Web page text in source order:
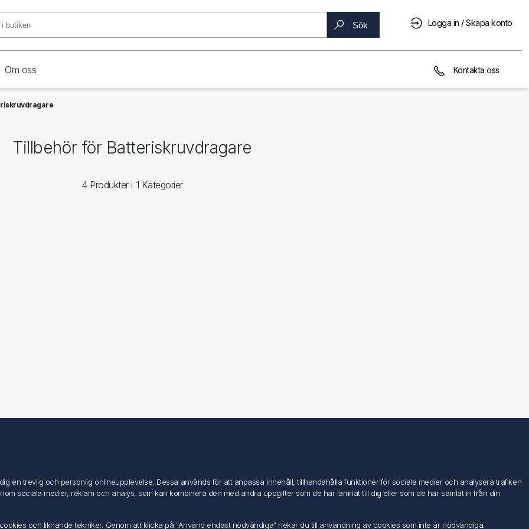
Sök Logga in / Skapa konto
Om oss Kontakta oss
Tillbehör för Batteriskruvdragare
4 Produkter i 1 Kategorier
Mina ordrar
en trevlig och personlig onlineupplevelse. Dessa används för att anpassa innehåll, tillhandahålla funktioner för sociala medier och analysera trafiken
sociala medier, reklam och analys, som kan kombinera den med andra uppgifter som de har lämnat till dig eller som de har samlat in från din
och liknande tekniker. Genom att klicka på "Använd endast nödvändiga" nekar du till användning av cookies som inte är nödvändiga.